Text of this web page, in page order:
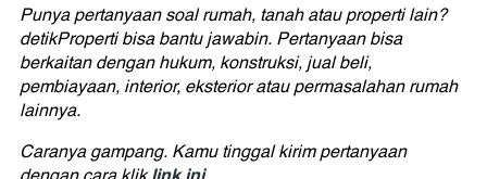
Punya pertanyaan soal rumah, tanah atau properti lain?
detikProperti bisa bantu jawabin. Pertanyaan bisa
berkaitan dengan hukum, konstruksi, jual beli,
pembiayaan, interior, eksterior atau permasalahan rumah
lainnya.
Caranya gampang. Kamu tinggal kirim pertanyaan